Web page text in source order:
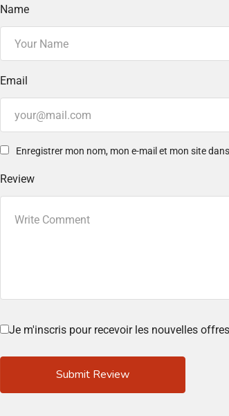
Name
Email
Enregistrer mon nom, mon e-mail et mon site
Review
Je m'inscris pour recevoir les nouvelles